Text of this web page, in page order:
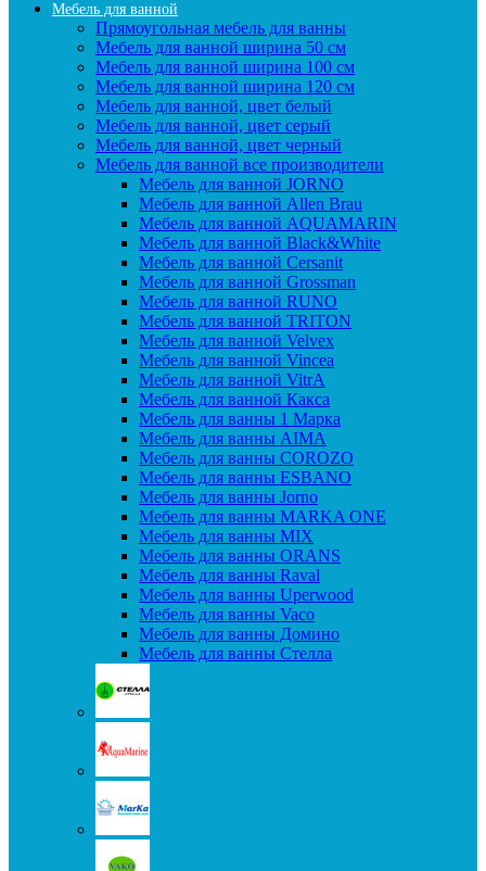
Мебель для ванной
Прямоугольная мебель для ванны
Мебель для ванной ширина 50 см
Мебель для ванной ширина 100 см
Мебель для ванной ширина 120 см
Мебель для ванной, цвет белый
Мебель для ванной, цвет серый
Мебель для ванной, цвет черный
Мебель для ванной все производители
Мебель для ванной JORNO
Мебель для ванной Allen Brau
Мебель для ванной AQUAMARIN
Мебель для ванной Black&White
Мебель для ванной Cersanit
Мебель для ванной Grossman
Мебель для ванной RUNO
Мебель для ванной TRITON
Мебель для ванной Velvex
Мебель для ванной Vincea
Мебель для ванной VitrA
Мебель для ванной Какса
Мебель для ванны 1 Марка
Мебель для ванны AIMA
Мебель для ванны COROZO
Мебель для ванны ESBANO
Мебель для ванны Jorno
Мебель для ванны MARKA ONE
Мебель для ванны MIX
Мебель для ванны ORANS
Мебель для ванны Raval
Мебель для ванны Uperwood
Мебель для ванны Vaco
Мебель для ванны Домино
Мебель для ванны Стелла